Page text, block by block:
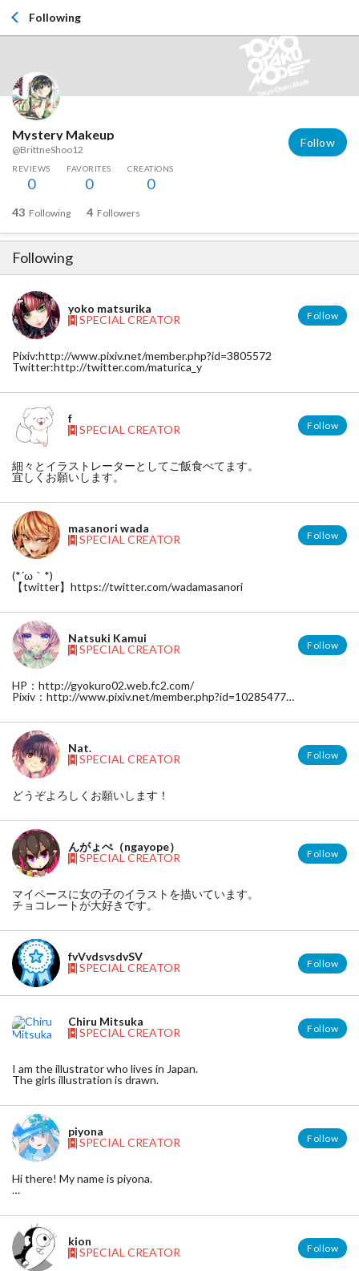
Following
Mystery Makeup
@BrittneShoo12
Follow
REVIEWS
0
FAVORITES
0
CREATIONS
0
43 Following 4 Followers
Following
yoko matsurika
SPECIAL CREATOR
Follow
Pixiv:http://www.pixiv.net/member.php?id=3805572
Twitter:http://twitter.com/maturica_y
f
SPECIAL CREATOR
Follow
細々とイラストレーターとしてご飯食べてます。
宜しくお願いします。
masanori wada
SPECIAL CREATOR
Follow
(*´ω｀*)
【twitter】https://twitter.com/wadamasanori
Natsuki Kamui
SPECIAL CREATOR
Follow
HP：http://gyokuro02.web.fc2.com/
Pixiv：http://www.pixiv.net/member.php?id=10285477
Nat.
SPECIAL CREATOR
Follow
どうぞよろしくお願いします！
んがょぺ（ngayope）
SPECIAL CREATOR
Follow
マイペースに女の子のイラストを描いています。
チョコレートが大好きです。
fvVvdsvsdvSV
SPECIAL CREATOR
Follow
Chiru Mitsuka
SPECIAL CREATOR
Follow
I am the illustrator who lives in Japan.
The girls illustration is drawn.
piyona
SPECIAL CREATOR
Follow
Hi there! My name is piyona.
pixiv:：http://www.pixiv.net/member.php?id=1048605
kion
SPECIAL CREATOR
Follow